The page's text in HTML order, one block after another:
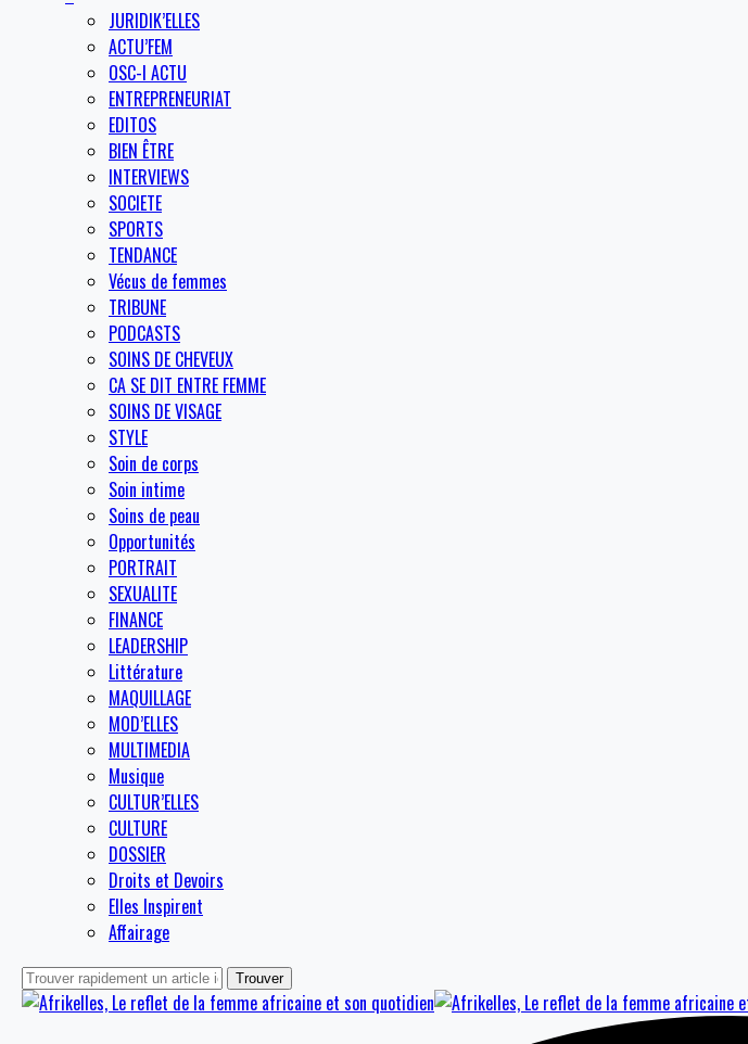
JURIDIK’ELLES
ACTU’FEM
OSC-I ACTU
ENTREPRENEURIAT
EDITOS
BIEN ÊTRE
INTERVIEWS
SOCIETE
SPORTS
TENDANCE
Vécus de femmes
TRIBUNE
PODCASTS
SOINS DE CHEVEUX
CA SE DIT ENTRE FEMME
SOINS DE VISAGE
STYLE
Soin de corps
Soin intime
Soins de peau
Opportunités
PORTRAIT
SEXUALITE
FINANCE
LEADERSHIP
Littérature
MAQUILLAGE
MOD’ELLES
MULTIMEDIA
Musique
CULTUR’ELLES
CULTURE
DOSSIER
Droits et Devoirs
Elles Inspirent
Affairage